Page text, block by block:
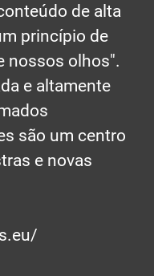
de alta
princípio de
nossos olhos".
e altamente
são um centro
e novas